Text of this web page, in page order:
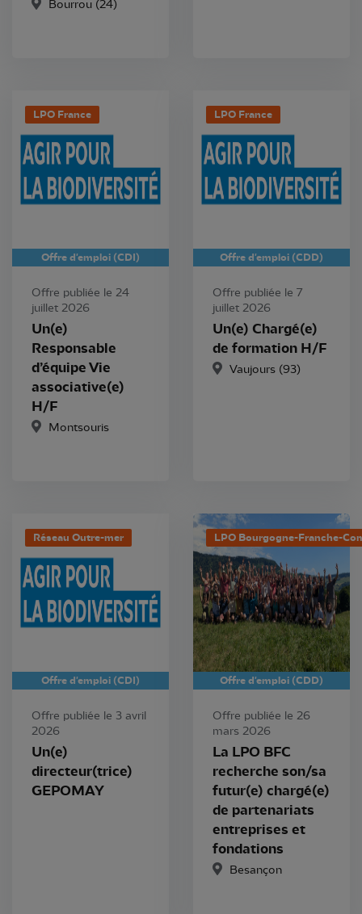
Bourrou (24)
LPO France
Offre d'emploi (CDI)
Offre publiée le 24
juillet 2026
Un(e)
Responsable
d’équipe Vie
associative(e)
H/F
Montsouris
LPO France
Offre d'emploi (CDD)
Offre publiée le 7
juillet 2026
Un(e) Chargé(e)
de formation H/F
Vaujours (93)
Réseau Outre-mer
Offre d'emploi (CDI)
Offre publiée le 3 avril
2026
Un(e)
directeur(trice)
GEPOMAY
LPO Bourgogne-Franche-
Offre d'emploi (CDD)
Offre publiée le 26
mars 2026
La LPO BFC
recherche son/sa
futur(e) chargé(e)
de partenariats
entreprises et
fondations
Besançon